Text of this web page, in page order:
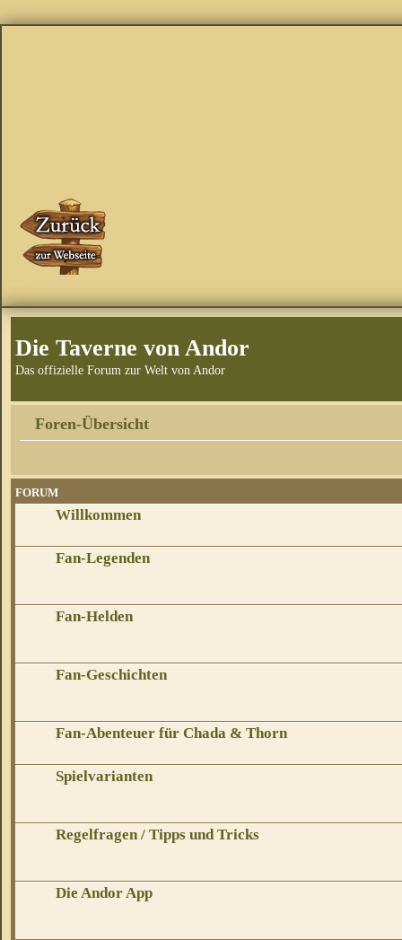
Die Taverne von Andor
Das offizielle Forum zur Welt von Andor
Foren-Übersicht
FORUM
Willkommen
Fan-Legenden
Fan-Helden
Fan-Geschichten
Fan-Abenteuer für Chada & Thorn
Spielvarianten
Regelfragen / Tipps und Tricks
Die Andor App